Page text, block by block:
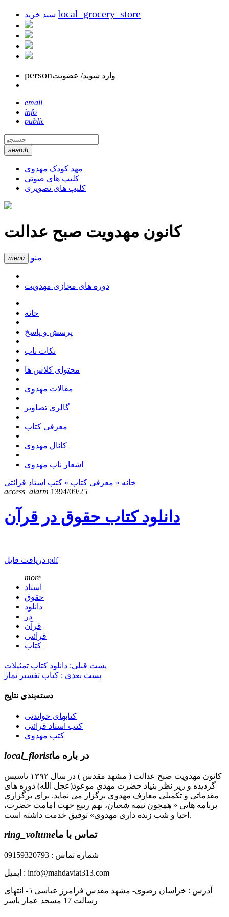
local_grocery_store
personوارد شوید/ عضویت
email
info
public
search
مهد کودک مهدوی
کلیپ های صوتی
کلیپ های تصویری
کانون مهدویت صبح عدالت
menu منو
دوره های مجازی مهدویت
خانه
پرسش و پاسخ
نکات ناب
محتوای کلاس ها
مقالات مهدوی
گالری تصاویر
معرفی کتاب
کانال مهدوی
اشعار ناب مهدوی
خانه » معرفی کتاب » کتب استاد قرائتی
access_alarm 1394/09/25
دانلود کتاب حقوق در قرآن
دریافت فایل pdf
more
استاد
حقوق
دانلود
در
قرآن
قرائتی
کتاب
پست قبلی: دانلود کتاب تمثیلات
پست بعدی : کتاب تفسیر نماز
دسته‌بندی نتایج
کتابهای خواندنی
کتب استاد قرائتی
کتب مهدوی
local_floristدر باره ما
کانون مهدویت صبح عدالت ( مشهد مقدس ) در سال ۱۳۹۲ تاسیس
گردیده و زیر نظر بنیاد حضرت مهدی موعود(عجل الله) دوره های
مقدماتی و تکمیلی معارف مهدوی برگزار می نماید. برای برگزاری
برنامه هایی « همچون نیمه شعبان، نهم ربیع جهت امامت حضرت،
احیا و شب زنده داری مهدوی» توفیق خدمت داشته است.
ring_volumeتماس با ما
شماره تماس : 09159320793
ایمیل : info@mahdaviat313.com
آدرس : خراسان رضوی- مشهد مقدس فرامرز عباسی 5- انتهای
رسالت 17 مسجد عمار یاسر